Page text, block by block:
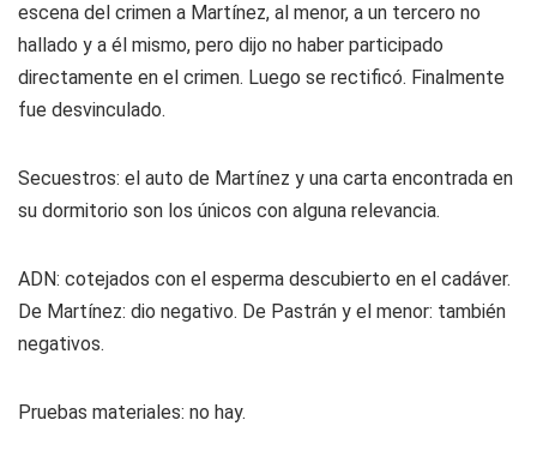
escena del crimen a Martínez, al menor, a un tercero no
hallado y a él mismo, pero dijo no haber participado
directamente en el crimen. Luego se rectificó. Finalmente
fue desvinculado.
Secuestros: el auto de Martínez y una carta encontrada en
su dormitorio son los únicos con alguna relevancia.
ADN: cotejados con el esperma descubierto en el cadáver.
De Martínez: dio negativo. De Pastrán y el menor: también
negativos.
Pruebas materiales: no hay.